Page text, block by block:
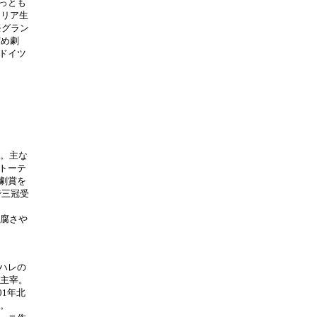
とも
ア生
ラン
劇
イツ
主な
ーテ
賞を
冠受
さや
レの
宰。
年北